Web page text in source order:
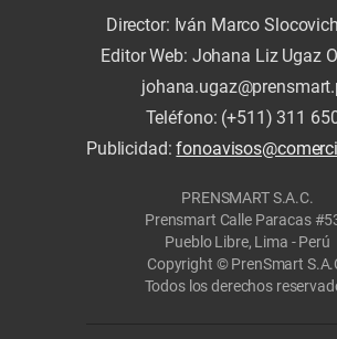
Director: Iván Marco
Editor Web: Johana Liz Ugaz
Teléfono: (+511) 311
Publicidad:
PRENSMART S.A.C.
Prensmart Calle Paracas
Pueblo Libre, Lima - Perú
Copyright © PrenSmart
Todos los derechos